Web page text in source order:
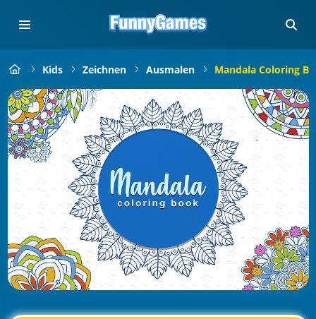
Kids Zeichnen Ausmalen Mandala Coloring